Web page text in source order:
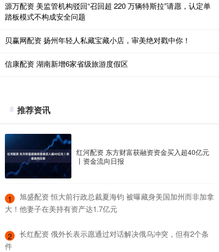
源万配资 美监管机构驳回“召回超 220 万辆特斯拉”请愿，认定单
踏板模式不构成安全问题
贝赢网配资 扬州年轻人私藏宝藏小店，审美绝对戳中你！
信康配资 湖南新增6家省级旅游度假区
推荐资讯
红河配资 东方财富获融资资金买入超40亿元
丨资金流向日报
1
​旭盛配资 恒大前行政总裁夏海钧 被曝藏身美国加州而非加拿
大！他妻子在美持有资产达1.7亿元
2
​长红配资 俄外长表示愿通过对话解决俄乌冲突，但有2个条
件